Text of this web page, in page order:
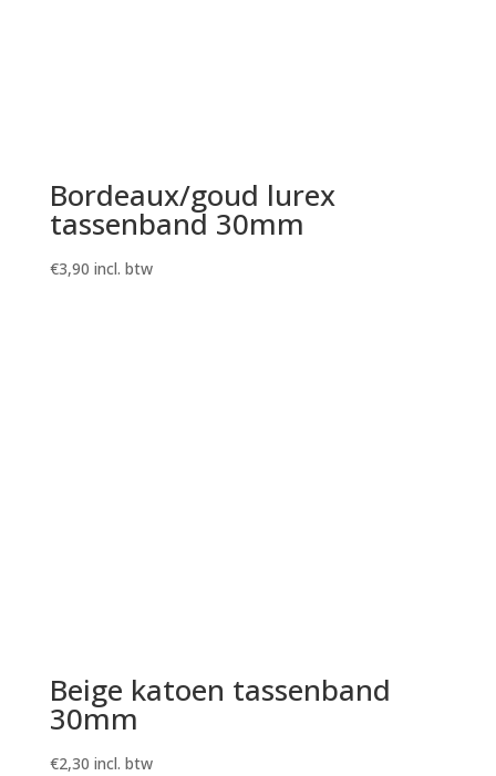
Bordeaux/goud lurex
tassenband 30mm
€3,90 incl. btw
Beige katoen tassenband
30mm
€2,30 incl. btw